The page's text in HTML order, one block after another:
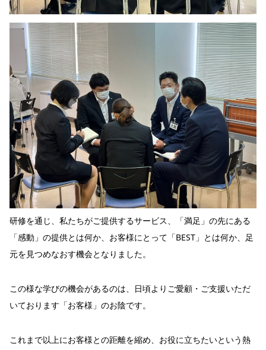
研修を通じ、私たちがご提供するサービス、「満足」の先にある
「感動」の提供とは何か、お客様にとって「BEST」とは何か、足
元を見つめなおす機会となりました。
この様な学びの機会があるのは、日頃よりご愛顧・ご支援いただ
いております「お客様」のお陰です。
これまで以上にお客様との距離を縮め、お役に立ちたいという熱